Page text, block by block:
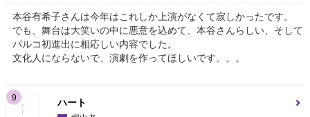
本谷有希子さんは今年はこれしか上演がなくて寂しかったです。
でも、舞台は大笑いの中に悪意を込めて、本谷さんらしい、そして
パルコ初進出に相応しい内容でした。
文化人にならないで、演劇を作ってほしいです。。。
9 ハート